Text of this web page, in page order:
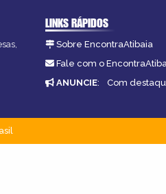
LINKS RÁPIDOS
Sobre EncontraAtibaia
Fale com o
ANUNCIE: Com